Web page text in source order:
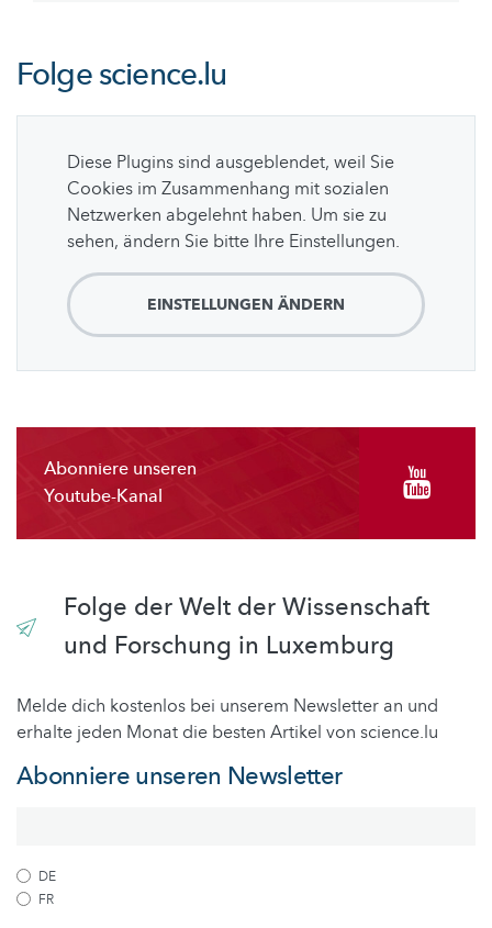
Folgescience.lu
Diese Plugins sind ausgeblendet, weil Sie
Cookies im Zusammenhang mit sozialen
Netzwerken abgelehnt haben. Um sie zu
sehen, ändern Sie bitte Ihre Einstellungen.
EINSTELLUNGEN ÄNDERN
Abonniere unseren
Youtube-Kanal
Folge der Welt der Wissenschaft
und Forschung in Luxemburg
Melde dich kostenlos bei unserem Newsletter an und
erhalte jeden Monat die besten Artikel von science.lu
Abonniere unseren Newsletter
DE
FR